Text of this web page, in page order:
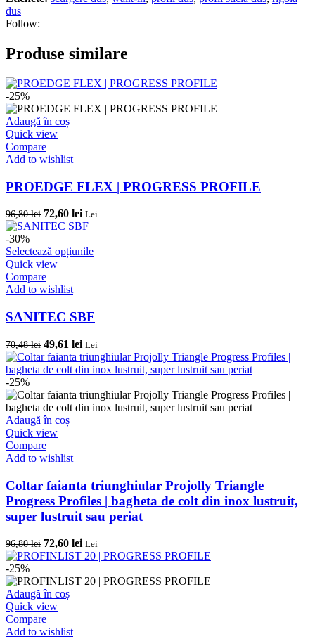
dus
Follow:
Produse similare
-25%
Adaugă în coș
Quick view
Compare
Add to wishlist
PROEDGE FLEX | PROGRESS PROFILE
96,80lei Prețul
inițial
fost:
96,80 lei.
72,60 leiPrețul
curent
72,60 lei.
Lei
-30%
Selectează opțiunileAcest
variații.
pot
fi
alese
în
pagina
produsului.
Quick view
Compare
Add to wishlist
SANITEC SBF
70,48lei Prețul
inițial
a
70,48 lei.
49,61 leiPrețul
curent
este:
Lei
-25%
Adaugă în coș
Quick view
Compare
Add to wishlist
Coltar faianta triunghiular Projolly Triangle
Progress Profiles | bagheta de colt din inox lustruit,
super lustruit sau periat
96,80lei Prețul
inițial
fost:
96,80 lei.
72,60 leiPrețul
curent
72,60 lei.
Lei
-25%
Adaugă în coș
Quick view
Compare
Add to wishlist